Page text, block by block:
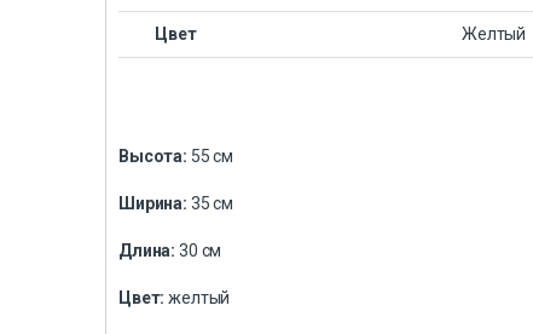
Цвет Желтый
Высота: 55 см
Ширина: 35 см
Длина: 30 см
Цвет: желтый